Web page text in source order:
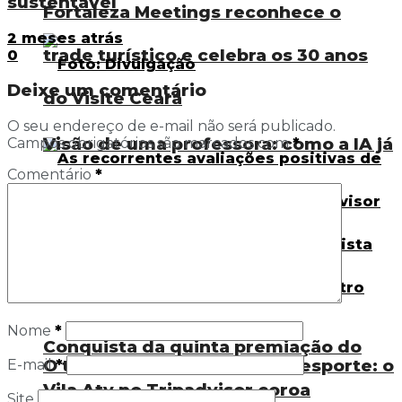
Fortaleza Meetings reconhece o
trade turístico e celebra os 30 anos
do Visite Ceará
Conquista da quinta premiação do
Vila Aty no Tripadvisor coroa
Visão de uma professora: como a IA já
O tempo livre e o direito ao esporte: o
2 meses atrás
0
Deixe um comentário
O seu endereço de e-mail não será publicado.
Campos obrigatórios são marcados com*
Comentário *
Nome *
E-mail*